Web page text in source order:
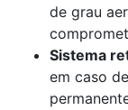
de grau
Sistema
em caso